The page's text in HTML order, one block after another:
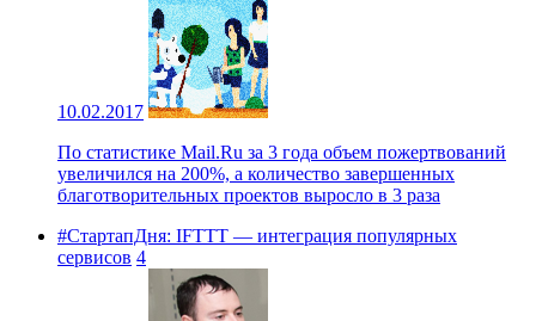
10.02.2017
По статистике Mail.Ru за 3 года объем пожертвований
увеличился на 200%, а количество завершенных
благотворительных проектов выросло в 3 раза
#СтартапДня: IFTTT — интеграция популярных
сервисов 4